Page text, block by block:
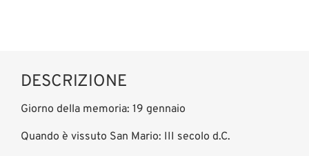
DESCRIZIONE
Giorno della memoria: 19 gennaio
Quando è vissuto San Mario: III secolo d.C.